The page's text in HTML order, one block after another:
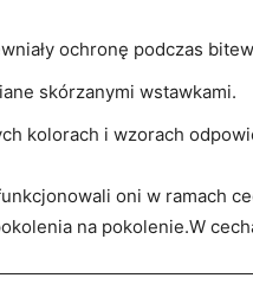
ochronę podczas
skórzanymi wstawkami.
kolorach i wzorach
oni w ramach⁣
‍na pokolenie.W